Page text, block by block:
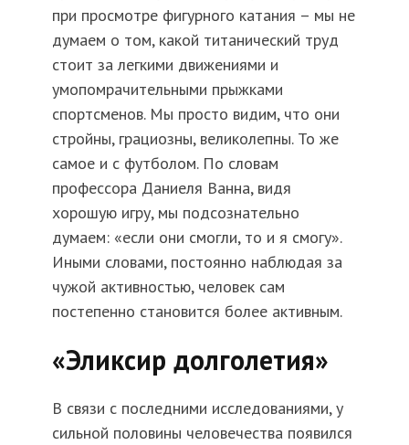
при просмотре фигурного катания – мы не
думаем о том, какой титанический труд
стоит за легкими движениями и
умопомрачительными прыжками
спортсменов. Мы просто видим, что они
стройны, грациозны, великолепны. То же
самое и с футболом. По словам
профессора Даниеля Ванна, видя
хорошую игру, мы подсознательно
думаем: «если они смогли, то и я смогу».
Иными словами, постоянно наблюдая за
чужой активностью, человек сам
постепенно становится более активным.
«Эликсир долголетия»
В связи с последними исследованиями, у
сильной половины человечества появился